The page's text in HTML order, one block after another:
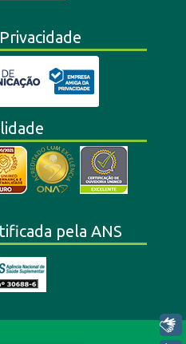
Libras
pela ANS